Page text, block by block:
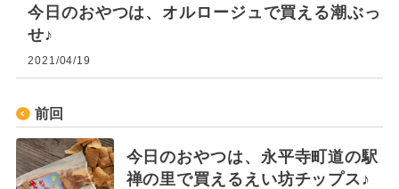
今日のおやつは、オルロージュで買える潮ぶっ
せ♪
2021/04/19
前回
今日のおやつは、永平寺町道の駅
禅の里で買えるえい坊チップス♪